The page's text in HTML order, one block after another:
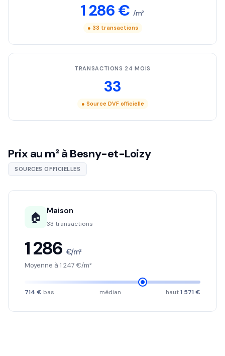
1 286 € /m²
● 33 transactions
TRANSACTIONS 24 MOIS
33
● Source DVF officielle
Prix au m² à Besny-et-Loizy
SOURCES OFFICIELLES
🏠 Maison
33 transactions
1 286 €/m²
Moyenne à 1 247 €/m²
714 € bas médian haut1 571 €